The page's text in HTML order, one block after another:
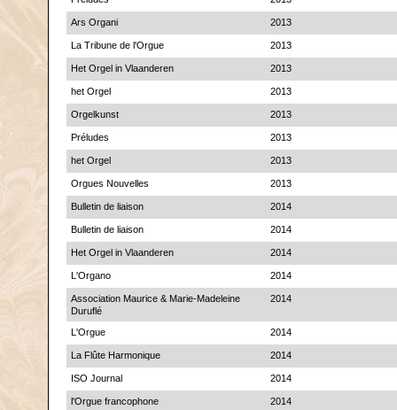
Ars Organi 2013
La Tribune de l'Orgue 2013
Het Orgel in Vlaanderen 2013
het Orgel 2013
Orgelkunst 2013
Préludes 2013
het Orgel 2013
Orgues Nouvelles 2013
Bulletin de liaison 2014
Bulletin de liaison 2014
Het Orgel in Vlaanderen 2014
L'Organo 2014
Association Maurice & Marie-Madeleine
Duruflé
2014
L'Orgue 2014
La Flûte Harmonique 2014
ISO Journal 2014
l'Orgue francophone 2014